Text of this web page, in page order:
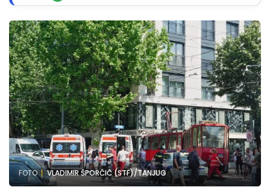
FOTO VLADIMIR ŠPORČIĆ (STF)/TANJUG